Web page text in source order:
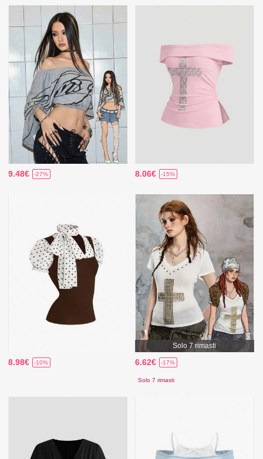
9.48€ -27% 8.06€ -15%
8.98€ -10%
Solo 7 rimasti
6.62€ -17%
Solo 7 rimasti